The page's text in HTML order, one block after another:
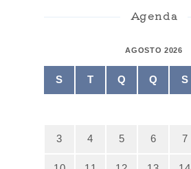
Agenda
AGOSTO 2026
S T Q Q S
3 4 5 6 7